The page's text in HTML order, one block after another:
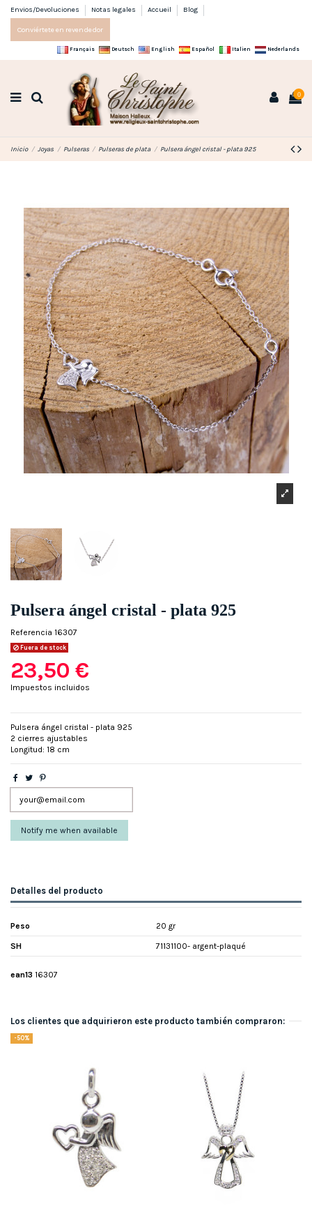
Envios/Devoluciones Notas legales Accueil Blog
Conviértete en revendedor
Français Deutsch English Español Italien Nederlands
0
Inicio Joyas Pulseras Pulseras de plata Pulsera ángel cristal - plata 925
Pulsera ángel cristal - plata 925
Referencia 16307
Fuera de stock
23,50 €
Impuestos incluidos
Pulsera ángel cristal - plata 925
2 cierres ajustables
Longitud: 18 cm
Detalles del producto
Peso 20 gr
SH 71131100- argent-plaqué
ean13 16307
Los clientes que adquirieron este producto también compraron:
-50%